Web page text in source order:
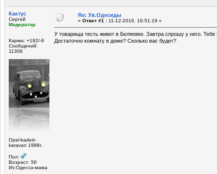
Кактус
Сергей
Модератор
Карма: +192/-9
Сообщений:
11306
Opel-kadett-
karavan 1988г.
Пол:
Возраст: 56
Из:Одесса-мама
Re: Ув.Одесиды
« Ответ #1 : 11-12-2016, 16:51:19 »
У товарища тесть живет в Беляевке. Завтра спрошу у него.
Достаточно комнату в доме? Сколько вас будет?